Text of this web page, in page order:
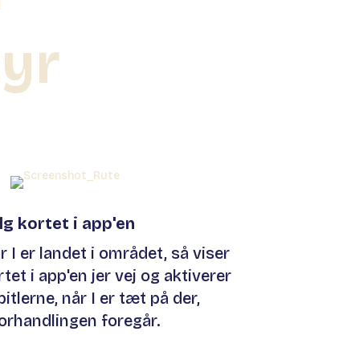
kortet i app'en
I er landet i området, så viser
i app'en jer vej og aktiverer
når I er tæt på der,
foregår.